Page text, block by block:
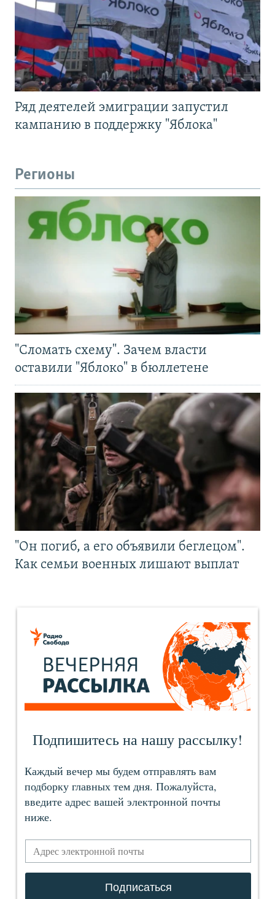
Ряд деятелей эмиграции запустил
кампанию в поддержку "Яблока"
Регионы
"Сломать схему". Зачем власти
оставили "Яблоко" в бюллетене
"Он погиб, а его объявили беглецом".
Как семьи военных лишают выплат